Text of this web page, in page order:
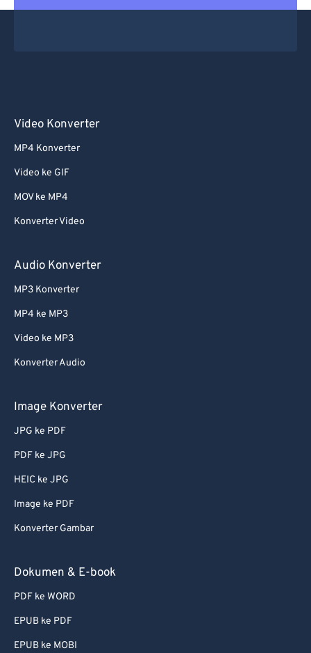
Video Konverter
MP4 Konverter
Video ke GIF
MOV ke MP4
Konverter Video
Audio Konverter
MP3 Konverter
MP4 ke MP3
Video ke MP3
Konverter Audio
Image Konverter
JPG ke PDF
PDF ke JPG
HEIC ke JPG
Image ke PDF
Konverter Gambar
Dokumen & E-book
PDF ke WORD
EPUB ke PDF
EPUB ke MOBI